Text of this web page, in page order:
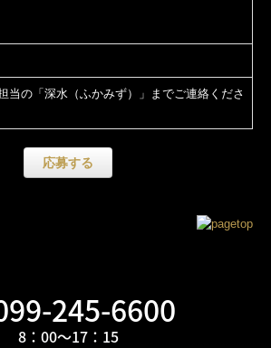
当の「深水（ふかみず）」までご連絡くださ
応募する
245-6600
8：00～17： 15